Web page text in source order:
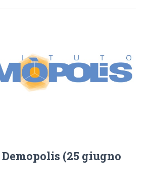
(25 giugno